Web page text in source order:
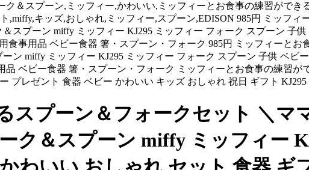
＆スプーン,ミッフィー,かわいい,ミッフィーとお食事の練習ができ
ト,miffy,キッズ,おしゃれ,ミッフィー,スプーン,EDISON 985円 ミッフ
スプーン miffy ミッフィー KJ295 ミッフィー フォーク スプーン 子
事用品 ベビー食器 箸・スプーン・フォーク 985円 ミッフィーとお
ン miffy ミッフィー KJ295 ミッフィー フォーク スプーン 子供 ベビ
ベビー食器 箸・スプーン・フォーク ミッフィーとお食事の練習
プレゼント 食器 ベビー かわいい キッズ おしゃれ 祝日 ギフト
スプーン＆フォークセット ＼マ
ク＆スプーン miffy ミッフィー